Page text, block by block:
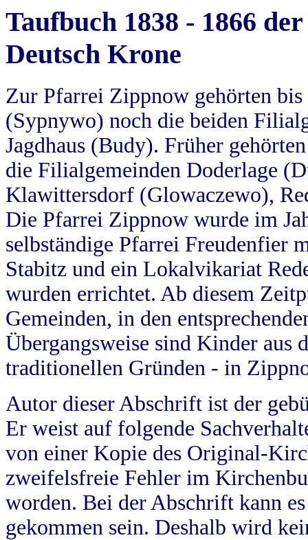
Taufbuch 1838 - 1866
Deutsch Krone
Zur Pfarrei Zippnow gehörten
(Sypnywo) noch die beiden
Jagdhaus (Budy). Früher
die Filialgemeinden Doderlage
Klawittersdorf (Glowaczewo),
Die Pfarrei Zippnow wurde im
selbständige Pfarrei Freudenfier
Stabitz und ein Lokalvikariat
wurden errichtet. Ab diesem
Gemeinden, in den
Übergangsweise sind Kinder aus
traditionellen Gründen - in
Autor dieser Abschrift ist der
Er weist auf folgende
von einer Kopie des Original-
zweifelsfreie Fehler im
worden. Bei der Abschrift kann
gekommen sein. Deshalb wird